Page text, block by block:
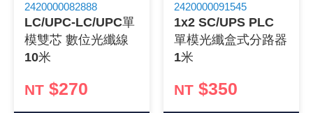
2420000082888
LC/UPC-LC/UPC單
模雙芯 數位光纖線
10米
NT $270
2420000091545
1x2 SC/UPS PLC
單模光纖盒式分路器
1米
NT $350